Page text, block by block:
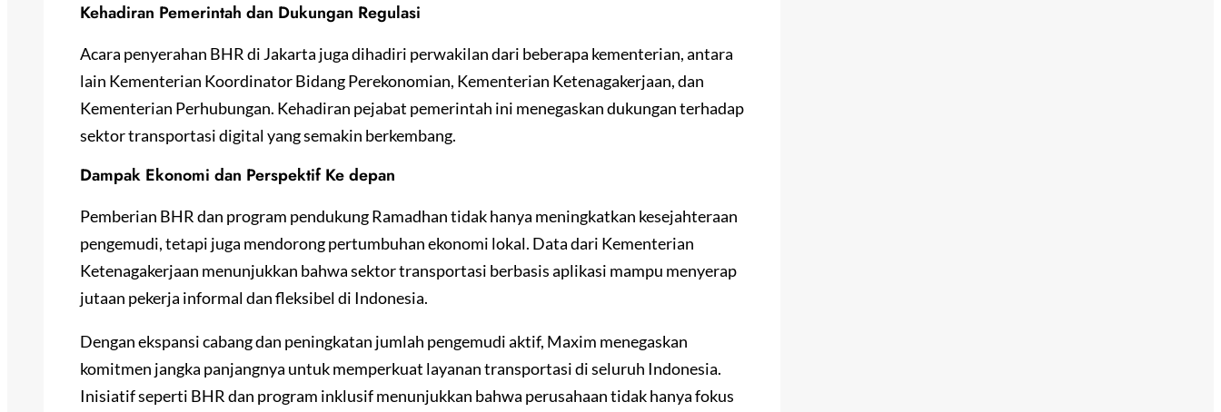
Kehadiran Pemerintah dan Dukungan Regulasi
Acara penyerahan BHR di Jakarta juga dihadiri perwakilan dari beberapa kementerian, antara
lain Kementerian Koordinator Bidang Perekonomian, Kementerian Ketenagakerjaan, dan
Kementerian Perhubungan. Kehadiran pejabat pemerintah ini menegaskan dukungan terhadap
sektor transportasi digital yang semakin berkembang.
Dampak Ekonomi dan Perspektif Ke depan
Pemberian BHR dan program pendukung Ramadhan tidak hanya meningkatkan kesejahteraan
pengemudi, tetapi juga mendorong pertumbuhan ekonomi lokal. Data dari Kementerian
Ketenagakerjaan menunjukkan bahwa sektor transportasi berbasis aplikasi mampu menyerap
jutaan pekerja informal dan fleksibel di Indonesia.
Dengan ekspansi cabang dan peningkatan jumlah pengemudi aktif, Maxim menegaskan
komitmen jangka panjangnya untuk memperkuat layanan transportasi di seluruh Indonesia.
Inisiatif seperti BHR dan program inklusif menunjukkan bahwa perusahaan tidak hanya fokus